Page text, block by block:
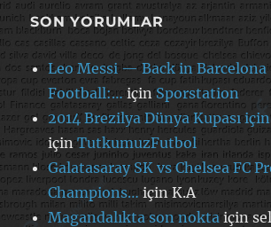
SON YORUMLAR
Leo Messi — Back in
Football:… içinSporstation
2014 Brezilya Dünya Kupası
içinTutkumuzFutbol
Galatasaray SK vs Chelsea FC
Champions… içinK.A
Magandalıkta son nokta için